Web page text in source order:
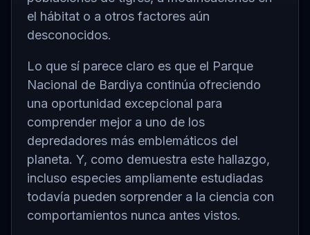
el hábitat o a otros factores aún
desconocidos.
Lo que sí parece claro es que el Parque
Nacional de Bardiya continúa ofreciendo
una oportunidad excepcional para
comprender mejor a uno de los
depredadores más emblemáticos del
planeta. Y, como demuestra este hallazgo,
incluso especies ampliamente estudiadas
todavía pueden sorprender a la ciencia con
comportamientos nunca antes vistos.